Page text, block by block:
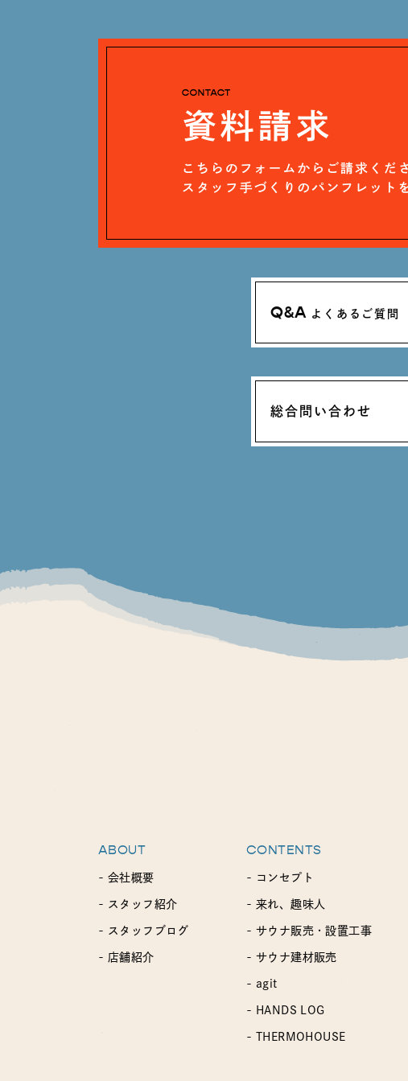
Q&A よくあるご質問
総合問い合わせ
ABOUT
- 会社概要
- スタッフ紹介
- スタッフブログ
- 店舗紹介
CONTENTS
- コンセプト
- 来れ、趣味人
- サウナ販売・設置工事
- サウナ建材販売
- agit
- HANDS LOG
- THERMOHOUSE